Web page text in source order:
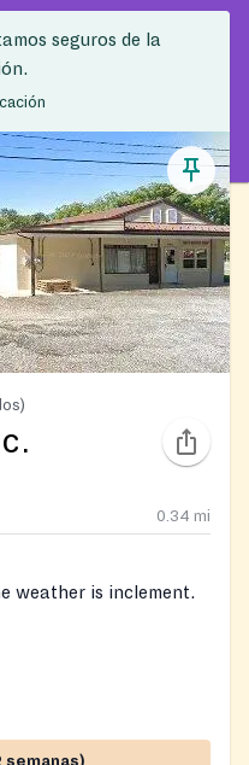
seguros de la
0.34 mi
weather is inclement.
semanas)